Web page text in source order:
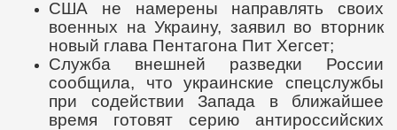
США не намерены направлять своих
военных на Украину, заявил во вторник
новый глава Пентагона Пит Хегсет;
Служба внешней разведки России
сообщила, что украинские спецслужбы
при содействии Запада в ближайшее
время готовят серию антироссийских